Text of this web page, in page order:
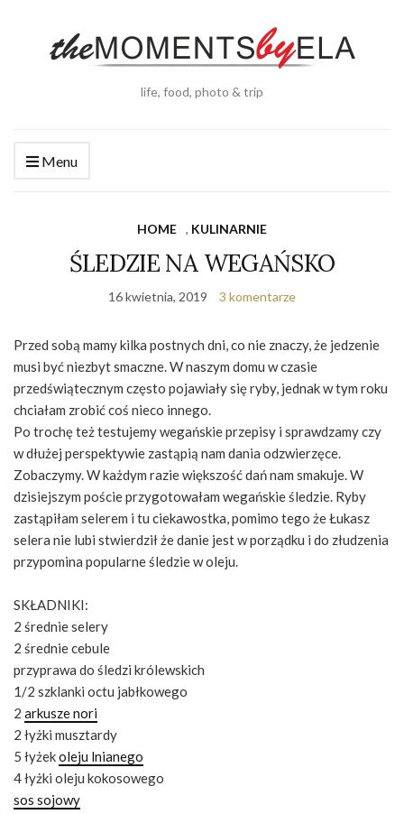
life, food, photo & trip
Menu
HOME , KULINARNIE
ŚLEDZIE NA WEGAŃSKO
16 kwietnia, 2019 3 komentarze
Przed sobą mamy kilka postnych dni, co nie znaczy, że jedzenie
musi być niezbyt smaczne. W naszym domu w czasie
przedświątecznym często pojawiały się ryby, jednak w tym roku
chciałam zrobić coś nieco innego.
Po trochę też testujemy wegańskie przepisy i sprawdzamy czy
w dłużej perspektywie zastąpią nam dania odzwierzęce.
Zobaczymy. W każdym razie większość dań nam smakuje. W
dzisiejszym poście przygotowałam wegańskie śledzie. Ryby
zastąpiłam selerem i tu ciekawostka, pomimo tego że Łukasz
selera nie lubi stwierdził że danie jest w porządku i do złudzenia
przypomina popularne śledzie w oleju.
SKŁADNIKI:
2 średnie selery
2 średnie cebule
przyprawa do śledzi królewskich
1/2 szklanki octu jabłkowego
2 arkusze nori
2 łyżki musztardy
5 łyżekoleju lnianego
4 łyżki oleju kokosowego
sos sojowy